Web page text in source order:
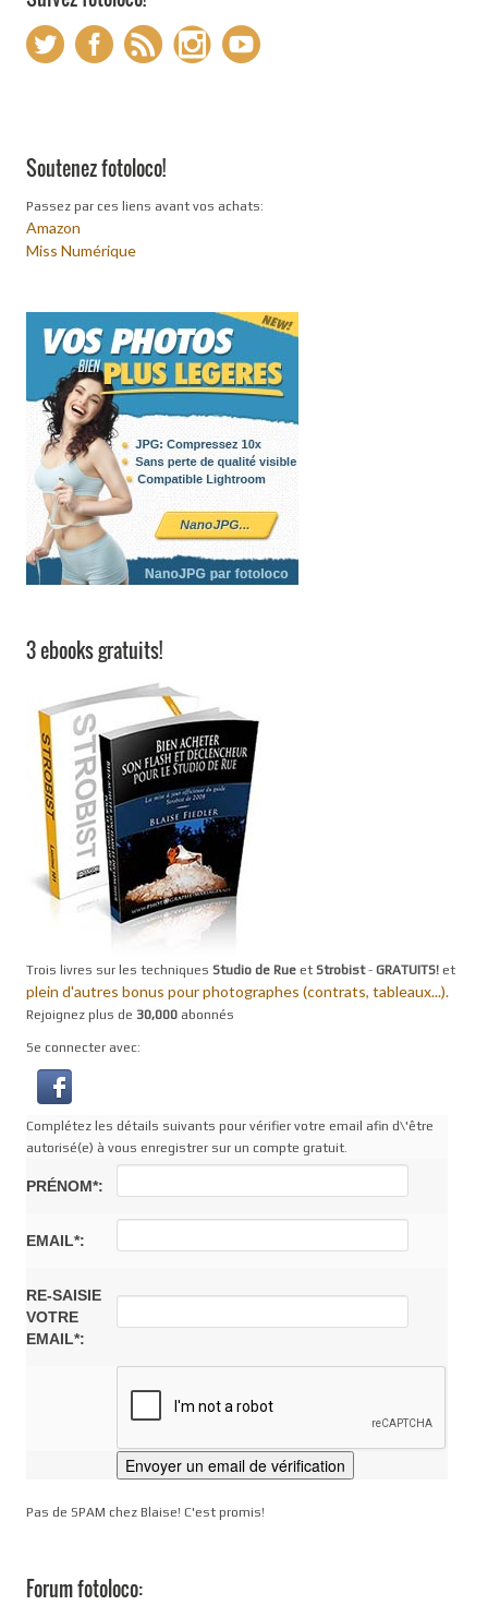
Soutenez fotoloco!
Passez par ces liens avant vos achats:
Amazon
Miss Numérique
3 ebooks gratuits!
Trois livres sur les techniques Studio de Rue et Strobist- GRATUITS! et
plein d'autres bonus pour photographes (contrats, tableaux...).
Rejoignez plus de 30,000 abonnés
Se connecter avec:
Complétez les détails suivants pour vérifier votre email afin d\'être
autorisé(e) à vous enregistrer sur un compte gratuit.
PRÉNOM*:
EMAIL*:
RE-SAISIE
VOTRE
EMAIL*:
Pas de SPAM chez Blaise! C'est promis!
Forum fotoloco: